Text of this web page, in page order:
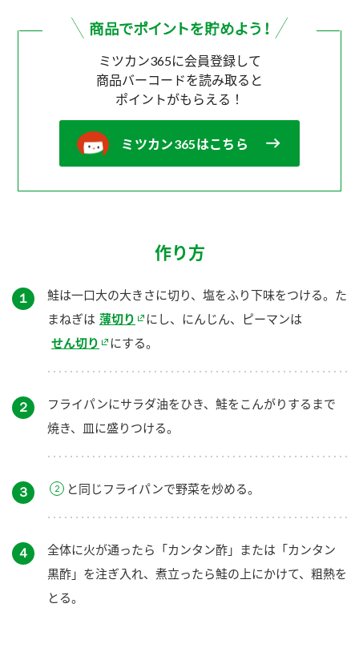
ミツカン365に会員登録して
商品バーコードを読み取ると
ポイントがもらえる！
ミツカン365はこちら
作り方
１
鮭は一口大の大きさに切り、塩をふり下味をつける。た
まねぎは 薄切り
にし、にんじん、ピーマンは
せん切り
にする。
２
フライパンにサラダ油をひき、鮭をこんがりするまで
焼き、皿に盛りつける。
３ と同じフライパンで野菜を炒める。
４
全体に火が通ったら「カンタン酢」または「カンタン
黒酢」を注ぎ入れ、煮立ったら鮭の上にかけて、粗熱を
とる。